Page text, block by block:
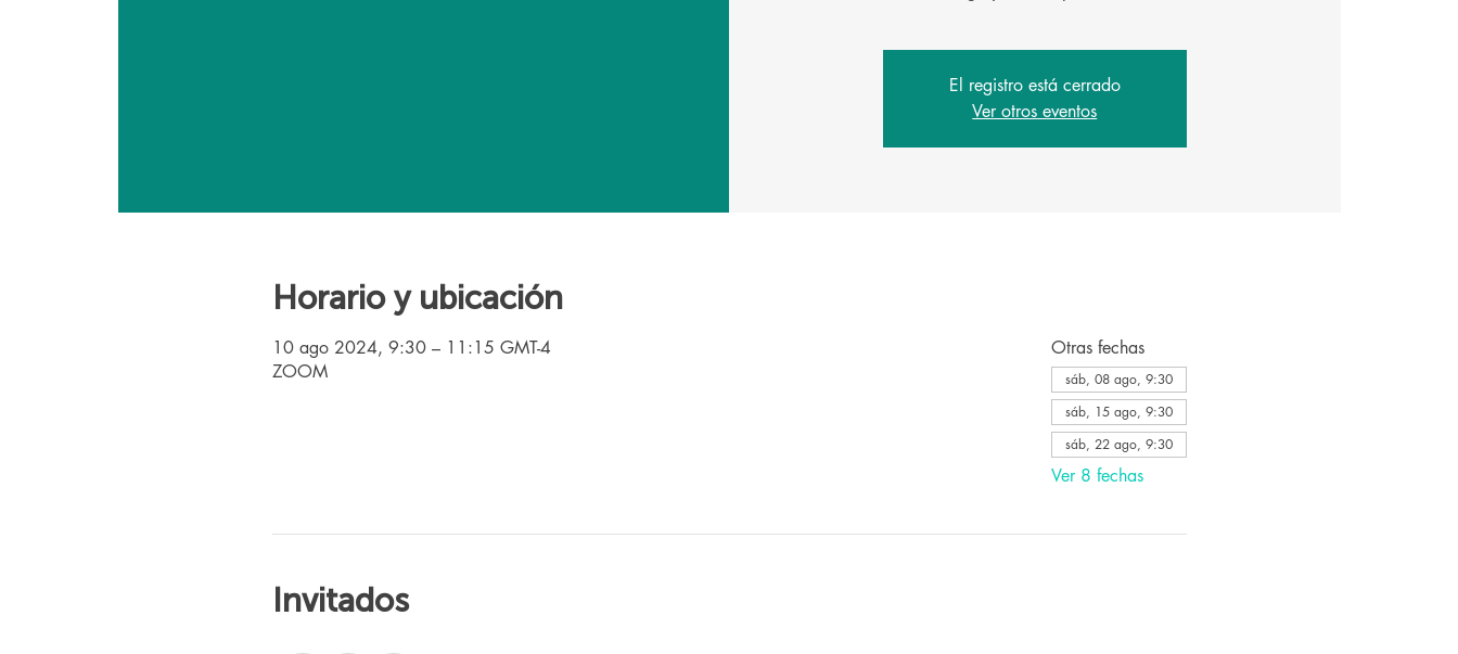
El registro está cerrado
Ver otros eventos
Horario y ubicación
10 ago 2024, 9:30 – 11:15 GMT-4
ZOOM
Otras fechas
sáb, 08 ago, 9:30
sáb, 15 ago, 9:30
sáb, 22 ago, 9:30
Ver 8 fechas
Invitados